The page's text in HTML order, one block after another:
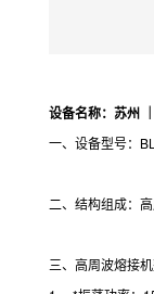
设备名称：苏州
一、设备型号：
二、结构组成：
三、高周波熔接机